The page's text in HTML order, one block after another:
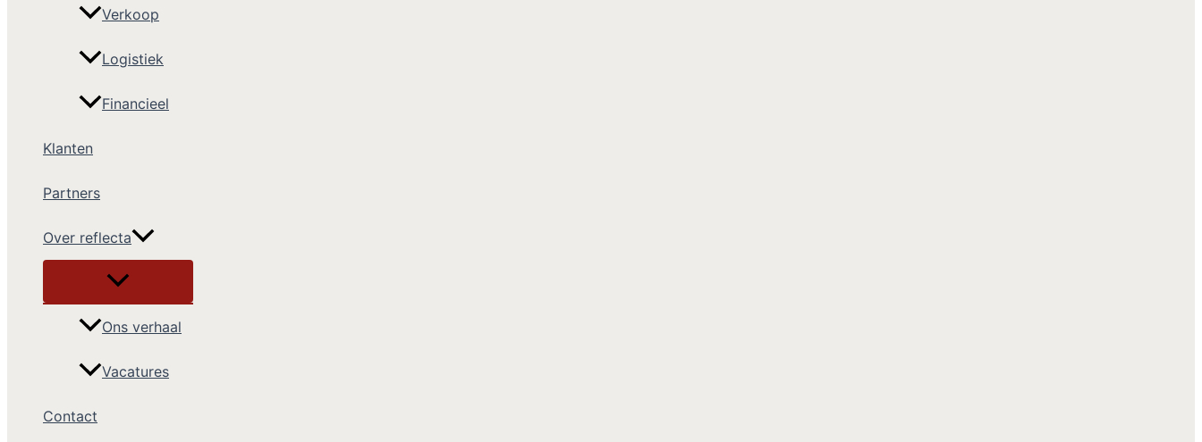
Verkoop
Logistiek
Financieel
Klanten
Partners
Over reflecta
Ons verhaal
Vacatures
Contact